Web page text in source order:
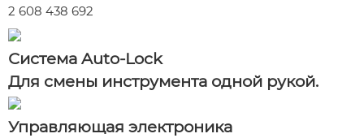
2 608 438 692
Система Auto-Lock
Для смены инструмента одной рукой.
Управляющая электроника